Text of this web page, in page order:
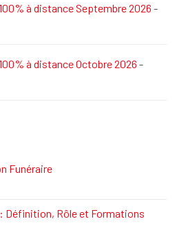
à distance Septembre 2026 -
à distance Octobre 2026 -
Funéraire
Définition, Rôle et Formations